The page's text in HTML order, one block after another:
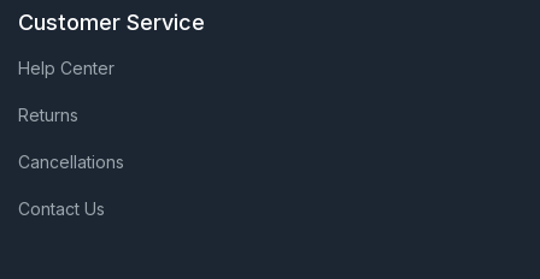
Customer Service
Help Center
Returns
Cancellations
Contact Us